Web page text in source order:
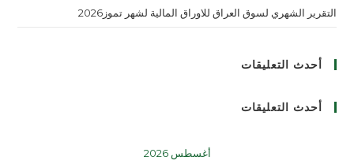
التقرير الشهري لسوق العراق للاوراق المالية لشهر تموز2026
أحدث التعليقات
أحدث التعليقات
أغسطس 2026